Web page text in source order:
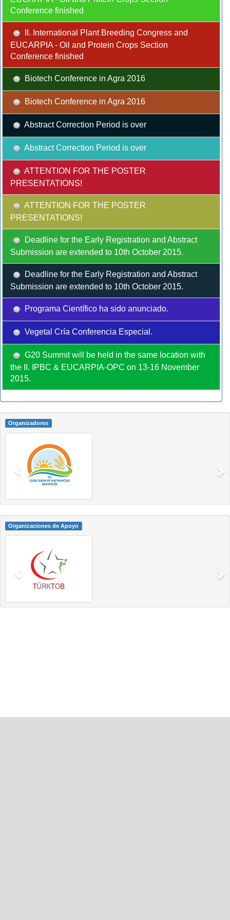
Conference finished
II. International Plant Breeding Congress and
EUCARPIA - Oil and Protein Crops Section
Conference finished
Biotech Conference in Agra 2016
Biotech Conference in Agra 2016
Abstract Correction Period is over
Abstract Correction Period is over
ATTENTION FOR THE POSTER
PRESENTATIONS!
ATTENTION FOR THE POSTER
PRESENTATIONS!
Deadline for the Early Registration and Abstract
Submission are extended to 10th October 2015.
Deadline for the Early Registration and Abstract
Submission are extended to 10th October 2015.
Programa Científico ha sido anunciado.
Vegetal Cría Conferencia Especial.
G20 Summit will be held in the same location with
the II. IPBC & EUCARPIA-OPC on 13-16 November
2015.
Organizadores
Organizaciones de Apoyo